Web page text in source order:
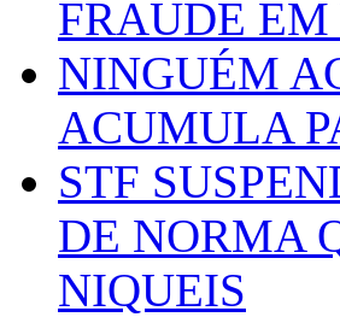
FRAUDE
NINGUÉM
ACUMULA
STF
DE NORMA
NIQUEIS